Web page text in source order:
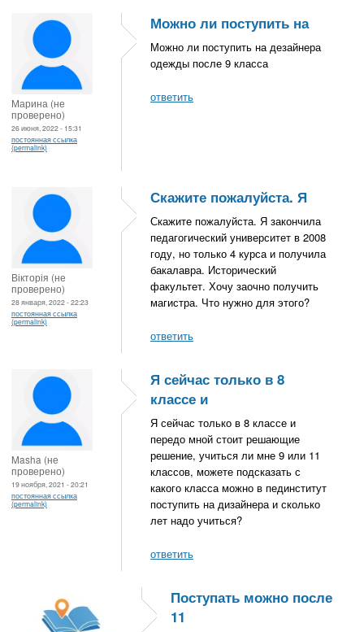
Марина (не
проверено)
26 июня, 2022 - 15:31
постоянная ссылка
(permalink)
Можно ли поступить на
Можно ли поступить на дезайнера
одежды после 9 класса
ответить
Вікторія (не
проверено)
28 января, 2022 - 22:23
постоянная ссылка
(permalink)
Скажите пожалуйста. Я
Скажите пожалуйста. Я закончила
педагогический университет в 2008
году, но только 4 курса и получила
бакалавра. Исторический
факультет. Хочу заочно получить
магистра. Что нужно для этого?
ответить
Masha (не
проверено)
19 ноября, 2021 - 20:21
постоянная ссылка
(permalink)
Я сейчас только в 8
классе и
Я сейчас только в 8 классе и
передо мной стоит решающие
решение, учиться ли мне 9 или 11
классов, можете подсказать с
какого класса можно в пединститут
поступить на дизайнера и сколько
лет надо учиться?
ответить
Поступать можно после
11